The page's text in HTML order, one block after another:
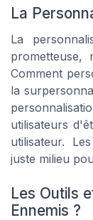
La
La
prometteuse,
Comment
la
utilisateurs
utilisateur.
juste milieu
Les Outils
Ennemis ?